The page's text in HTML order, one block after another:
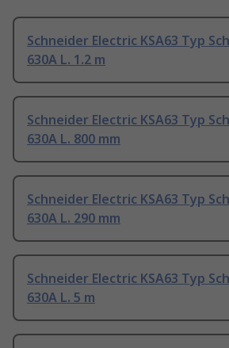
Schneider Electric KSA63 Typ
630A L. 1.2 m
Schneider Electric KSA63 Typ
630A L. 800 mm
Schneider Electric KSA63 Typ
630A L. 290 mm
Schneider Electric KSA63 Typ
630A L. 5 m